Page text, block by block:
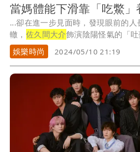
當媽體能下滑靠「吃鱉」
...卻在進一步見面時，發現眼前的
轍， 佐久間大介飾演陰陽怪氣的「
面後，...
娛樂時尚 2024/05/10 21:19